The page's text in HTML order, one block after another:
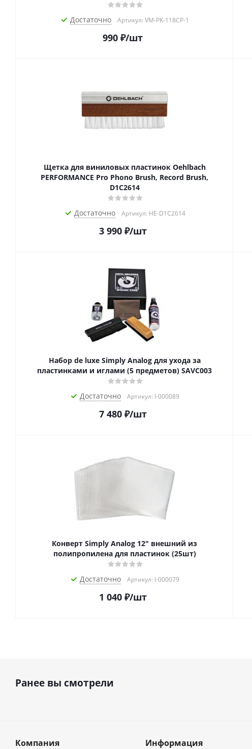
Достаточно Артикул: VM-PK-118CP-1
990 ₽/шт
Щетка для виниловых пластинок Oehlbach
PERFORMANCE Pro Phono Brush, Record Brush,
D1C2614
Достаточно Артикул: HE-D1C2614
3 990₽/шт
Набор de luxe Simply Analog для ухода за
пластинками и иглами (5 предметов) SAVC003
Достаточно Артикул: I-000089
7 480₽/шт
Конверт Simply Analog 12" внешний из
полипропилена для пластинок (25шт)
Достаточно Артикул: I-000079
1 040₽/шт
Ранее вы смотрели
Компания Информация